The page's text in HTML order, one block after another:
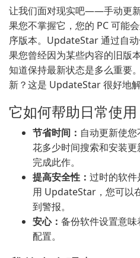
让我们面对现实吧——手动更
果您不掌握它，您的 PC 可能
序版本。UpdateStar 通过自
果您曾经因为某些内容的旧版
知道保持最新状态是多么重要
新？这是 UpdateStar 很好地解
它如何帮助日常使用
节省时间： 自动更新使
花多少时间搜索和安装
完成此作。
提高安全性： 过时的软
用 UpdateStar，您可以
到警报。
安心： 备份软件设置意
配置。